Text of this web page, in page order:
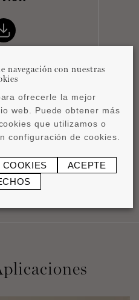
de
navegación con nuestras
ofrecerle la mejor
web. Puede obtener más
que utilizamos o
configuración de cookies.
ACEPTE